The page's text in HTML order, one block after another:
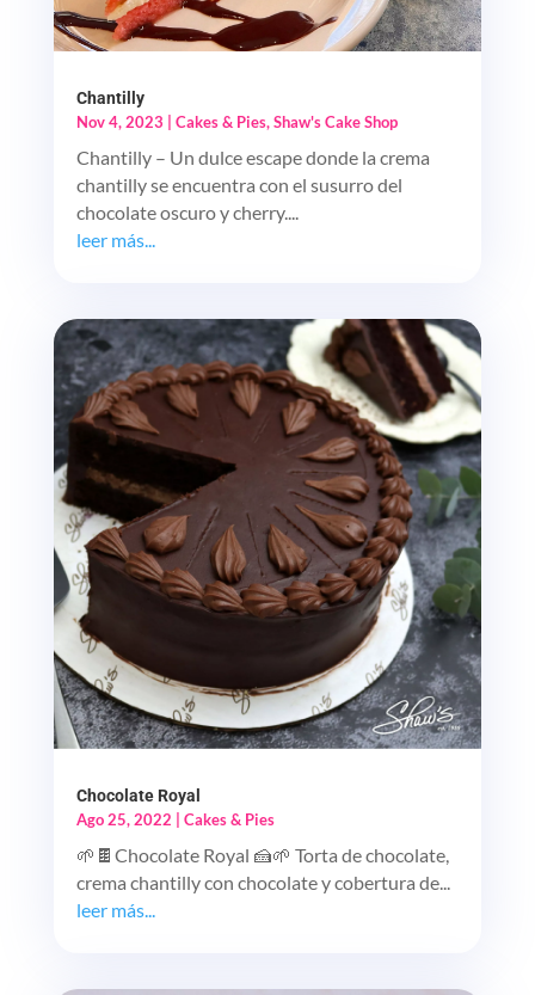
Chantilly
Nov 4, 2023
Cakes & Pies,Shaw's Cake Shop
Chantilly – Un dulce escape donde la crema
chantilly se encuentra con el susurro del
chocolate oscuro y cherry....
leer más...
Chocolate Royal
Ago 25, 2022
Cakes & Pies
🌱🍫Chocolate Royal 🍰🌱 Torta de chocolate,
crema chantilly con chocolate y cobertura de...
leer más...